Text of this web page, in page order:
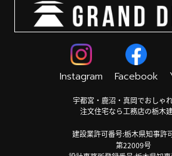
Instagram Facebook
宇都宮・鹿沼・真岡でおしゃ
注文住宅なら工務店の栃木
建設業許可番号:栃木県知事許
第22009号